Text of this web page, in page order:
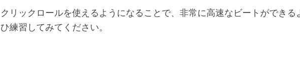
クリックロールを使えるようになることで、非常に高速なビートができる
ひ練習してみてください。